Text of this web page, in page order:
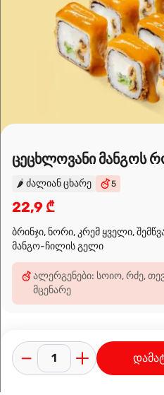
Leaflet | OpenFreeMap©
ცეცხლოვანი მანგოს
🌶️ ძალიან ცხარე 5
22,9 ₾
ბრინჯი, ნორი, კრემ ყველი,
მანგო-ჩილის გელი
ალერგენები: სოიო, რძე,
მცენარე